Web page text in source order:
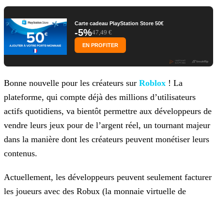
Carte cadeau PlayStation Store 50€
-5%47,49 €
EN PROFITER
Bonne nouvelle pour les créateurs sur Roblox ! La
plateforme, qui compte déjà des millions d’utilisateurs
actifs quotidiens, va bientôt permettre aux développeurs de
vendre leurs jeux pour de l’argent réel, un tournant majeur
dans la manière dont les créateurs peuvent monétiser leurs
contenus.
Actuellement, les développeurs peuvent seulement facturer
les joueurs avec des Robux (la monnaie virtuelle de